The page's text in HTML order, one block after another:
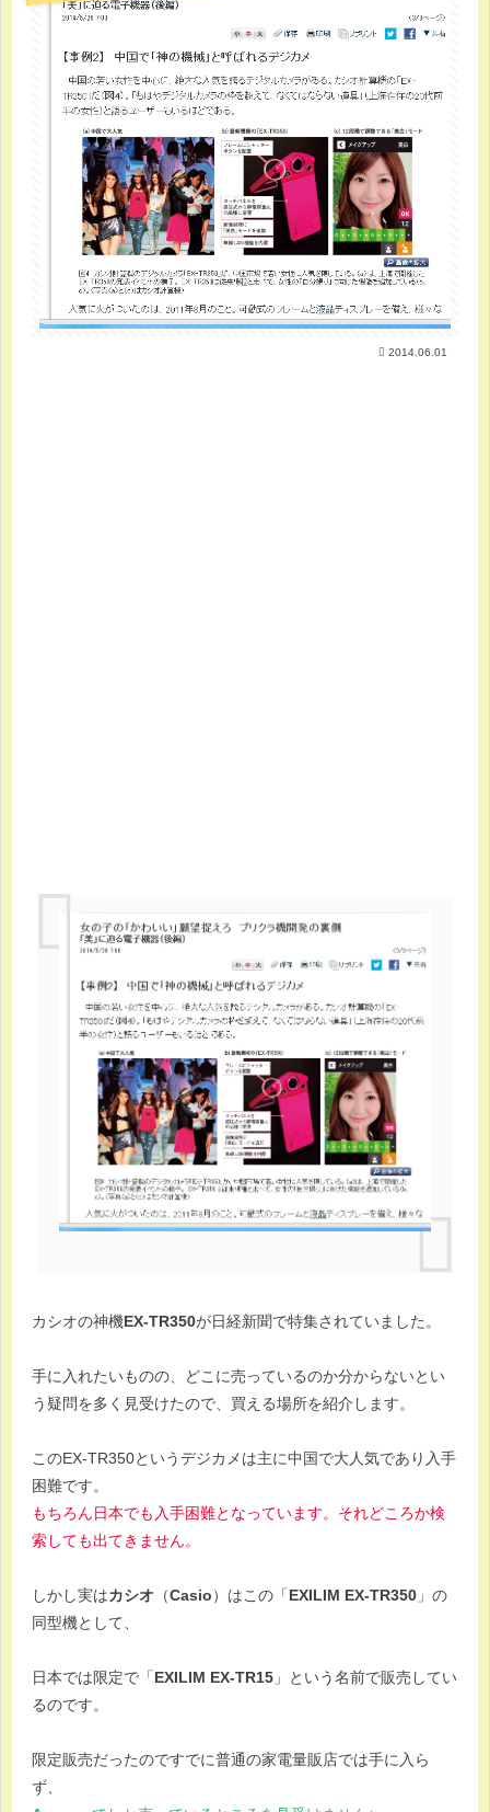
2014.06.01
カシオの神機EX-TR350が日経新聞で特集されていました。
手に入れたいものの、どこに売っているのか分からないとい
う疑問を多く見受けたので、買える場所を紹介します。
このEX-TR350というデジカメは主に中国で大人気であり入手
困難です。
もちろん日本でも入手困難となっています。それどころか検
索しても出てきません。
しかし実はカシオ （Casio）はこの「EXILIM EX-TR350 」の
同型機として、
日本では限定で「EXILIM EX-TR15 」という名前で販売してい
るのです。
限定販売だったのですでに普通の家電量販店では手に入ら
ず、